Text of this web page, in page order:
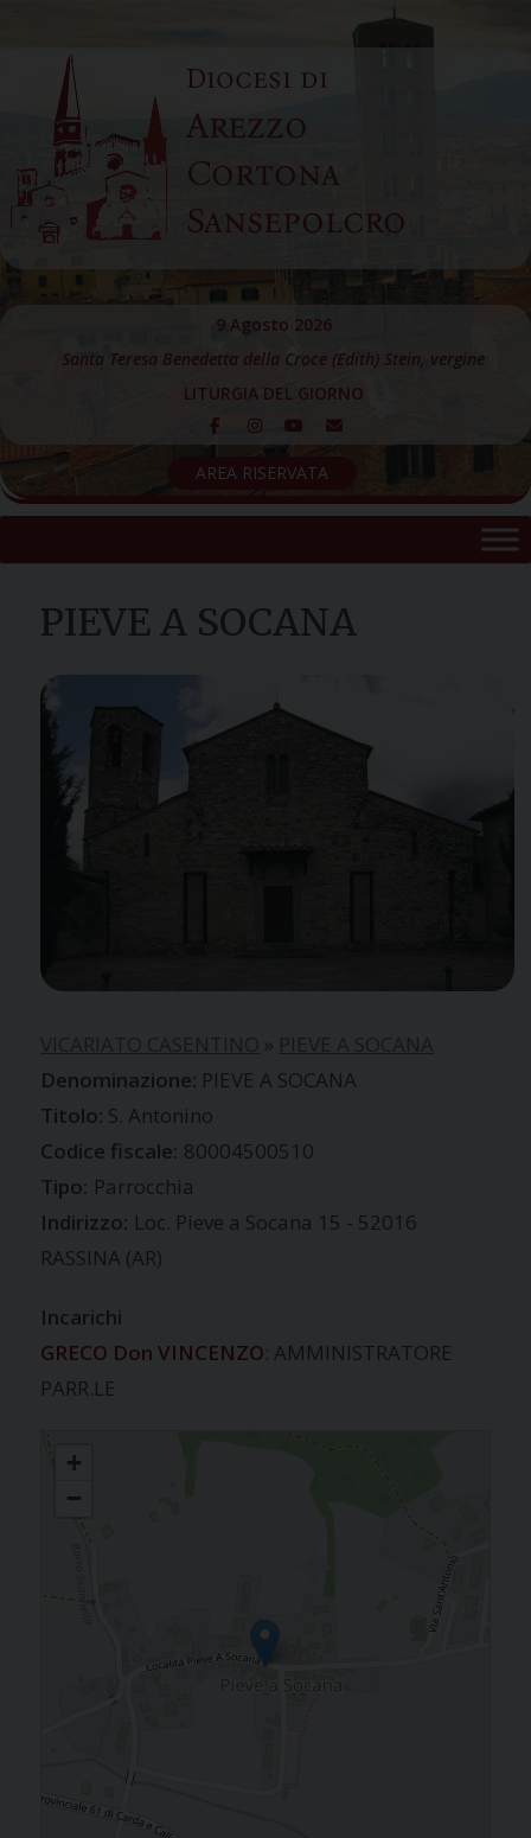
content
Diocesi di
Arezzo
Cortona
Sansepolcro
9 Agosto 2026
Santa Teresa Benedetta della Croce (Edith) Stein, vergine
LITURGIA DEL GIORNO
AREA RISERVATA
PIEVE A SOCANA
»
PIEVE A SOCANA
S. Antonino
Codice fiscale: 80004500510
Tipo: Parrocchia
Indirizzo: Loc. Pieve a Socana 15 - 52016
RASSINA (AR)
Incarichi
GRECO Don VINCENZO: AMMINISTRATORE
PARR.LE
PIEVE A SOCANA
+
−